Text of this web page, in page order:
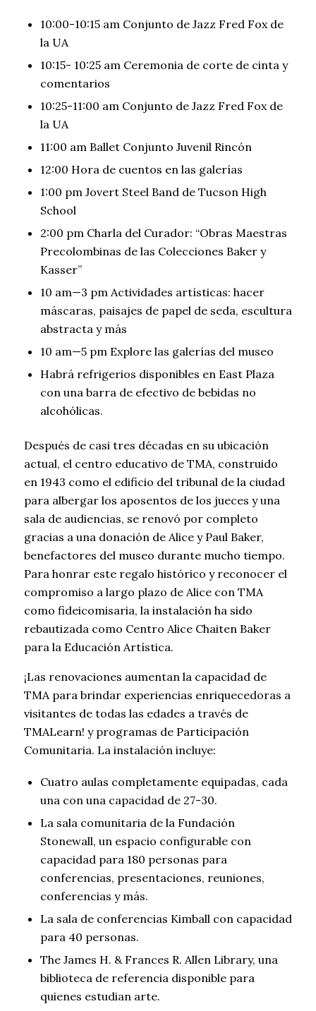
10:00-10:15 am Conjunto de Jazz Fred Fox de
la UA
10:15- 10:25 am Ceremonia de corte de cinta y
comentarios
10:25-11:00 am Conjunto de Jazz Fred Fox de
la UA
11:00 am Ballet Conjunto Juvenil Rincón
12:00 Hora de cuentos en las galerías
1:00 pm Jovert Steel Band de Tucson High
School
2:00 pm Charla del Curador: “Obras Maestras
Precolombinas de las Colecciones Baker y
Kasser”
10 am—3 pm Actividades artísticas: hacer
máscaras, paisajes de papel de seda, escultura
abstracta y más
10 am—5 pm Explore las galerías del museo
Habrá refrigerios disponibles en East Plaza
con una barra de efectivo de bebidas no
alcohólicas.
Después de casi tres décadas en su ubicación
actual, el centro educativo de TMA, construido
en 1943 como el edificio del tribunal de la ciudad
para albergar los aposentos de los jueces y una
sala de audiencias, se renovó por completo
gracias a una donación de Alice y Paul Baker,
benefactores del museo durante mucho tiempo.
Para honrar este regalo histórico y reconocer el
compromiso a largo plazo de Alice con TMA
como fideicomisaria, la instalación ha sido
rebautizada como Centro Alice Chaiten Baker
para la Educación Artística.
¡Las renovaciones aumentan la capacidad de
TMA para brindar experiencias enriquecedoras a
visitantes de todas las edades a través de
TMALearn! y programas de Participación
Comunitaria. La instalación incluye:
Cuatro aulas completamente equipadas, cada
una con una capacidad de 27-30.
La sala comunitaria de la Fundación
Stonewall, un espacio configurable con
capacidad para 180 personas para
conferencias, presentaciones, reuniones,
conferencias y más.
La sala de conferencias Kimball con capacidad
para 40 personas.
The James H. & Frances R. Allen Library, una
biblioteca de referencia disponible para
quienes estudian arte.